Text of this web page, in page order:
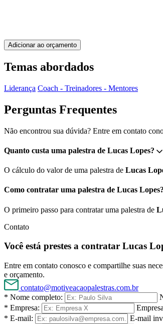
Adicionar ao orçamento
Temas abordados
Liderança Coach - Treinadores - Mentores
Perguntas Frequentes
Não encontrou sua dúvida? Entre em contato
Quanto custa uma palestra de Lucas Lopes?
O cálculo do valor de uma palestra de Lucas
Como contratar uma palestra de Lucas Lopes?
O primeiro passo para contratar uma palestra de
Contato
Você está prestes a contratar Lucas
Entre em contato conosco e compartilhe suas
e orçamento.
contato@motiveacaopalestras.com.br
* Nome completo:
* Empresa:
* E-mail:
E-mail